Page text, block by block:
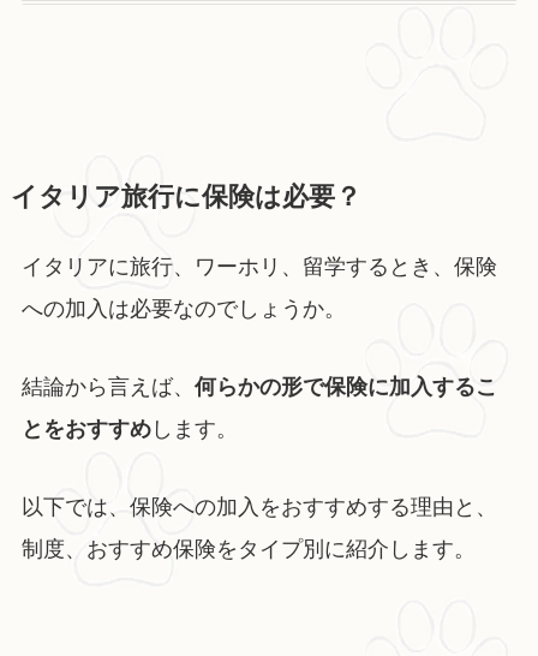
イタリア旅行に保険は必要？
イタリアに旅行、ワーホリ、留学するとき、保険
への加入は必要なのでしょうか。
結論から言えば、 何らかの形で保険に加入するこ
とをおすすめします。
以下では、保険への加入をおすすめする理由と、
制度、おすすめ保険をタイプ別に紹介します。